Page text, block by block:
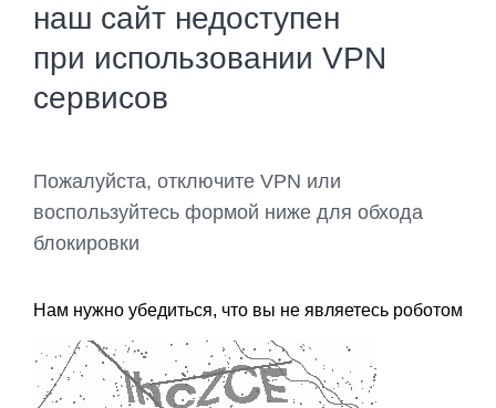
наш сайт недоступен
при использовании VPN
сервисов
Пожалуйста, отключите VPN или
воспользуйтесь формой ниже для обхода
блокировки
Нам нужно убедиться, что вы не являетесь роботом